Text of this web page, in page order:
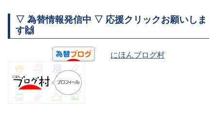
▽ 為替情報発信中 ▽ 応援クリックお願いしま
す🙌
にほんブログ村